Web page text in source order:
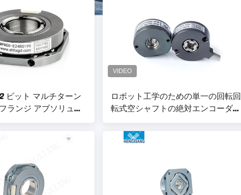
ビット マルチターン
ランジ アブソリュー
ンコーダ SSI 15mm
ロボット工学のための単一の回転回
転式空シャフトの絶対エンコーダー
20bit MP35